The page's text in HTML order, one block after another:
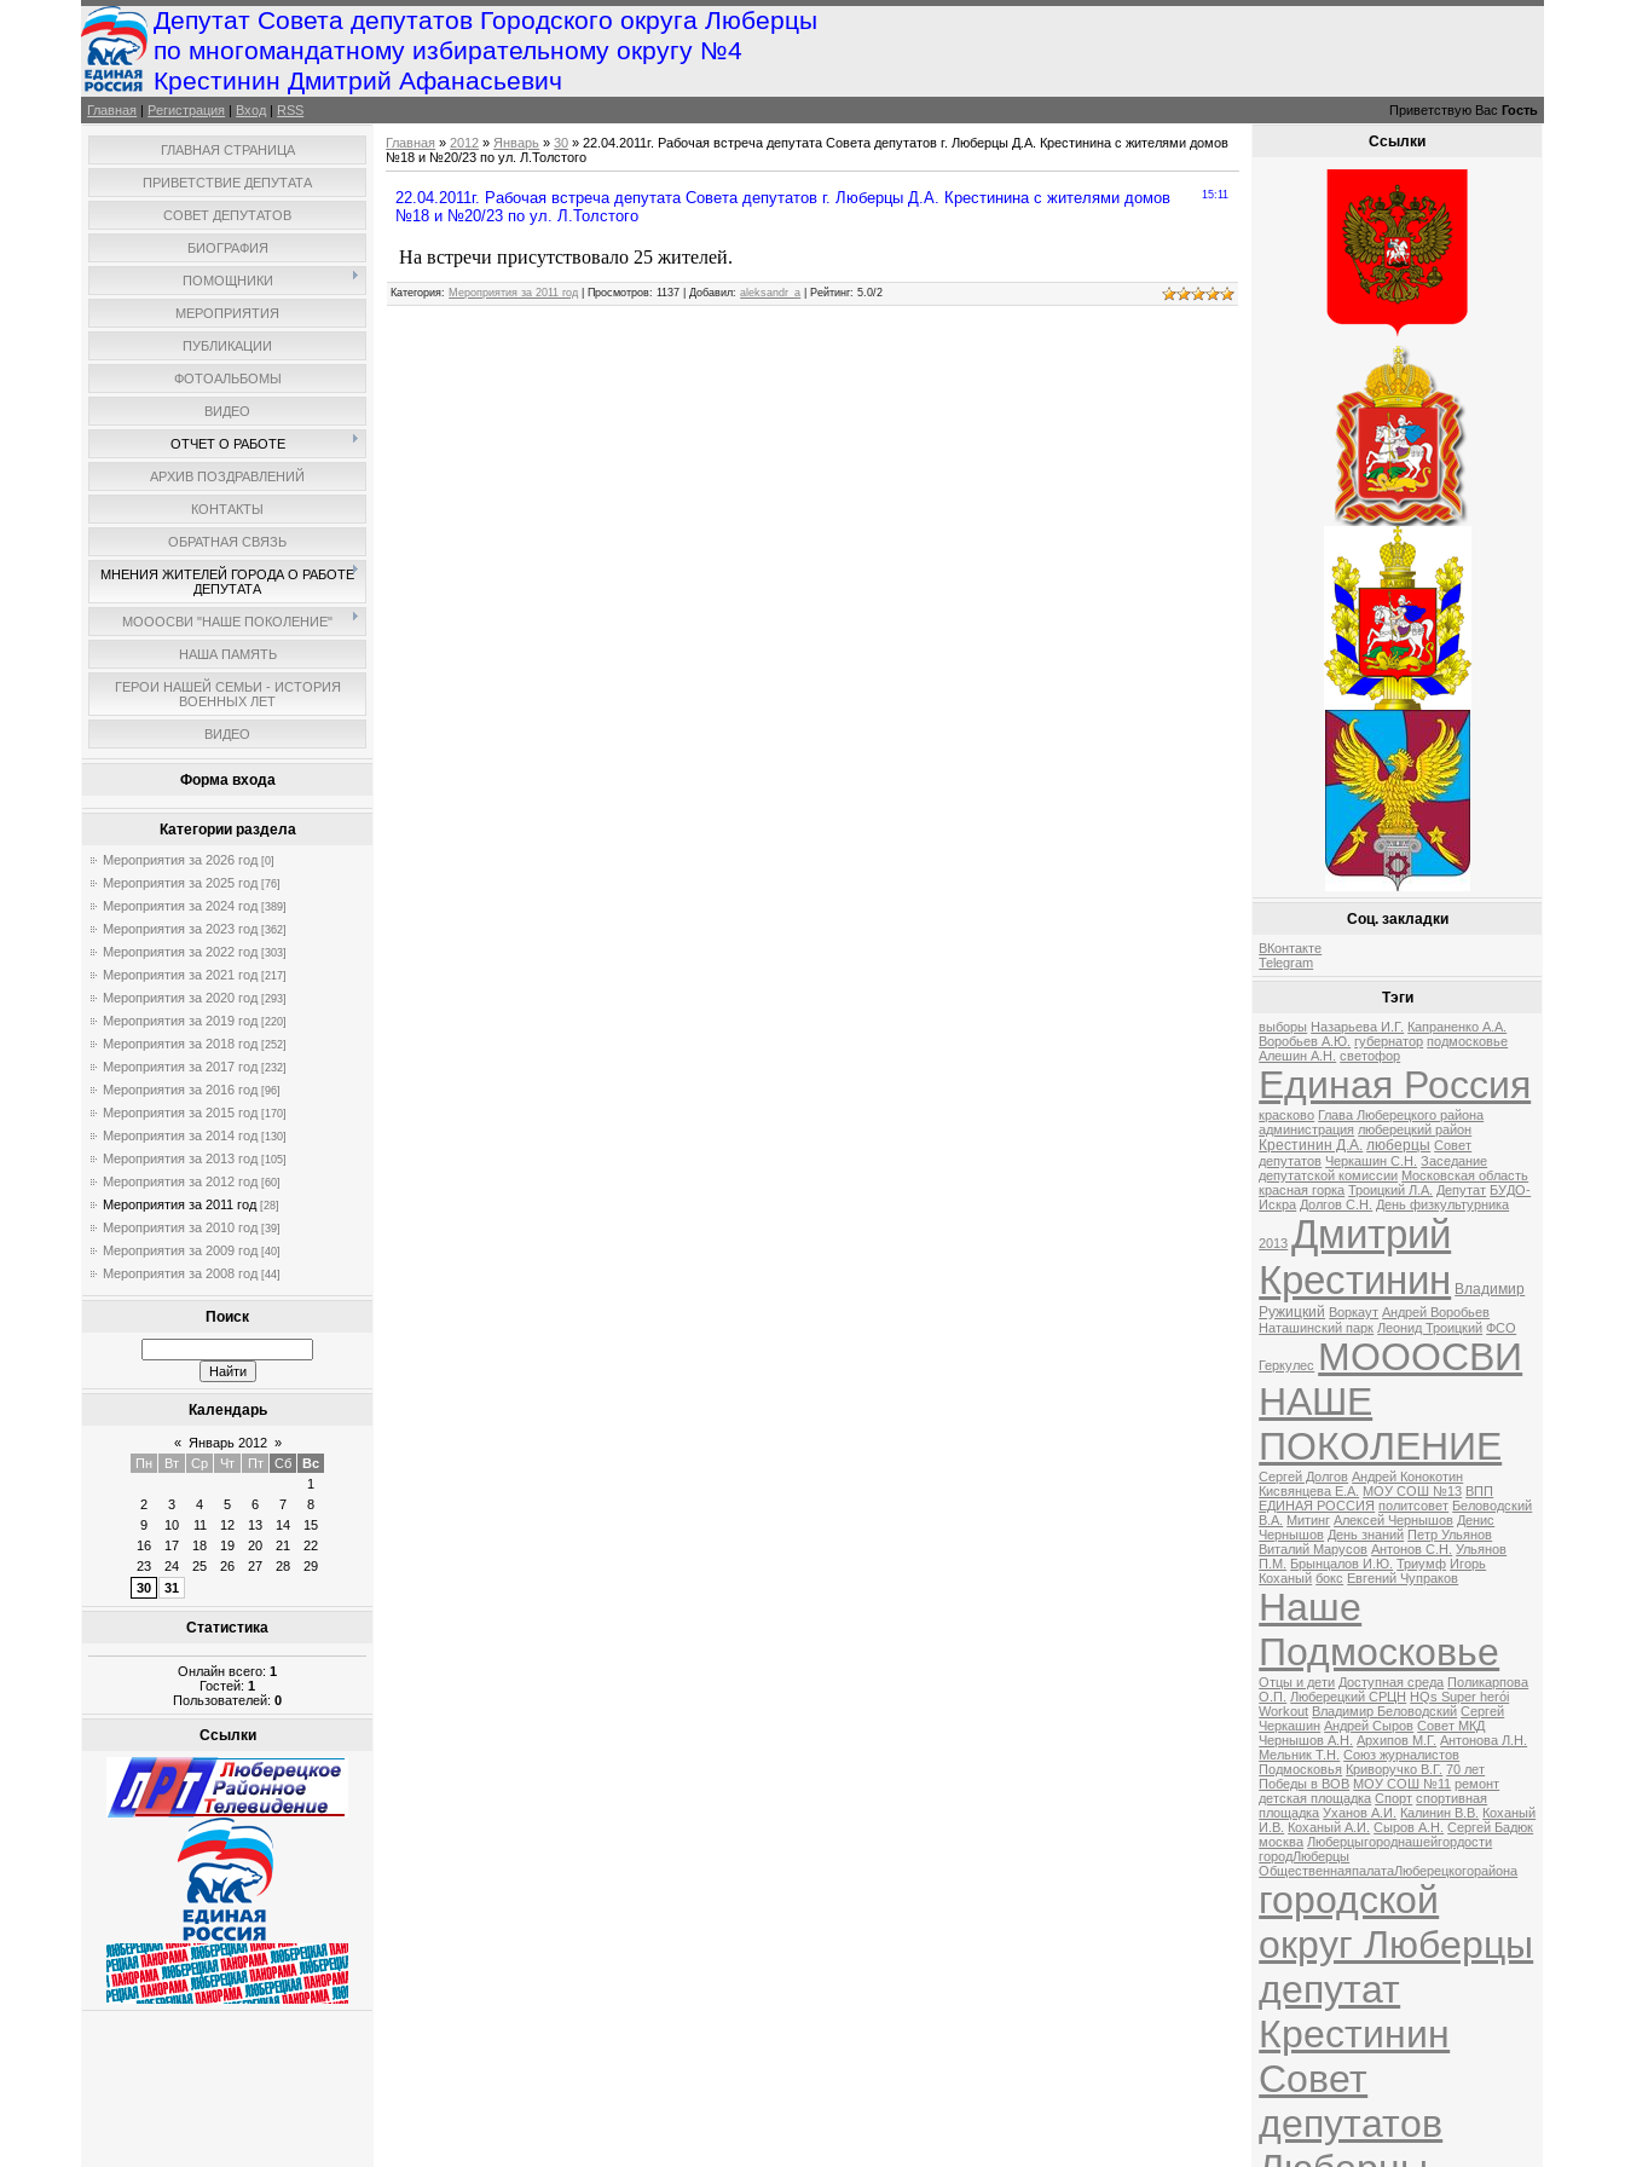
Депутат Совета депутатов Городского округа Люберцы
по многомандатному избирательному округу №4
Крестинин Дмитрий Афанасьевич
Главная | Регистрация | Вход | RSS Приветствую Вас Гость
ГЛАВНАЯ СТРАНИЦА
ПРИВЕТСТВИЕ ДЕПУТАТА
СОВЕТ ДЕПУТАТОВ
БИОГРАФИЯ
ПОМОЩНИКИ
МЕРОПРИЯТИЯ
ПУБЛИКАЦИИ
ФОТОАЛЬБОМЫ
ВИДЕО
ОТЧЕТ О РАБОТЕ
АРХИВ ПОЗДРАВЛЕНИЙ
КОНТАКТЫ
ОБРАТНАЯ СВЯЗЬ
МНЕНИЯ ЖИТЕЛЕЙ ГОРОДА О РАБОТЕ
ДЕПУТАТА
МОООСВИ "НАШЕ ПОКОЛЕНИЕ"
НАША ПАМЯТЬ
ГЕРОИ НАШЕЙ СЕМЬИ - ИСТОРИЯ
ВОЕННЫХ ЛЕТ
ВИДЕО
Форма входа
Категории раздела
Мероприятия за 2026 год [0]
Мероприятия за 2025 год [76]
Мероприятия за 2024 год [389]
Мероприятия за 2023 год [362]
Мероприятия за 2022 год [303]
Мероприятия за 2021 год [217]
Мероприятия за 2020 год [293]
Мероприятия за 2019 год [220]
Мероприятия за 2018 год [252]
Мероприятия за 2017 год [232]
Мероприятия за 2016 год [96]
Мероприятия за 2015 год [170]
Мероприятия за 2014 год [130]
Мероприятия за 2013 год [105]
Мероприятия за 2012 год [60]
Мероприятия за 2011 год [28]
Мероприятия за 2010 год [39]
Мероприятия за 2009 год [40]
Мероприятия за 2008 год [44]
Поиск
Календарь
« Январь 2012 »
Пн
Вт Ср Чт Пт Сб
Вс
1
2
3 4 5 6 7
8
9
10 11 12 13 14
15
16
17 18 19 20 21
22
23
24 25 26 27 28
29
30
31
Статистика
Онлайн всего:1
Гостей:1
Пользователей:0
Ссылки
Главная »2012 » Январь » 30 » 22.04.2011г. Рабочая встреча депутата Совета депутатов г. Люберцы Д.А. Крестинина с жителями домов
№18 и №20/23 по ул. Л.Толстого
15:11
22.04.2011г. Рабочая встреча депутата Совета депутатов г. Люберцы Д.А. Крестинина с жителями домов
№18 и №20/23 по ул. Л.Толстого
На встречи присутствовало 25 жителей.
Категория: Мероприятия за 2011 год Просмотров: 1137 | Добавил:aleksandr_a Рейтинг:5.0/2
Ссылки
Соц. закладки
ВКонтакте
Telegram
Тэги
выборы Назарьева И.Г. Капраненко А.А.
Воробьев А.Ю. губернатор подмосковье
Алешин А.Н.
светофор
Единая Россия
красково Глава Люберецкого района
администрация люберецкий район
Крестинин Д.А. люберцы Совет
депутатов Черкашин С.Н.
Заседание
депутатской комиссии Московская область
красная горка Троицкий Л.А. Депутат БУДО-
Искра Долгов С.Н. День физкультурника
2013 Дмитрий
Крестинин Владимир
Ружицкий Воркаут Андрей Воробьев
Наташинский парк Леонид Троицкий ФСО
Геркулес МОООСВИ
НАШЕ
ПОКОЛЕНИЕ
Сергей Долгов Андрей Конокотин
Кисвянцева Е.А. МОУ СОШ №13 ВПП
ЕДИНАЯ РОССИЯ политсовет Беловодский
В.А. Митинг Алексей Чернышов Денис
Чернышов День знаний Петр Ульянов
Виталий Марусов Антонов С.Н.
Ульянов
П.М. Брынцалов И.Ю. Триумф Игорь
Коханый бокс Евгений Чупраков
Наше
Подмосковье
Отцы и дети Доступная среда Поликарпова
О.П.
Люберецкий СРЦН HQs Super herói
Workout Владимир Беловодский Сергей
Черкашин Андрей Сыров Совет МКД
Чернышов А.Н.
Архипов М.Г. Антонова Л.Н.
Мельник Т.Н.
Союз журналистов
Подмосковья Криворучко В.Г. 70 лет
Победы в ВОВ МОУ СОШ №11 ремонт
детская площадка Спорт спортивная
площадка Уханов А.И. Калинин В.В. Коханый
И.В. Коханый А.И. Сыров А.Н.
Сергей Бадюк
москва Люберцыгороднашейгордости
городЛюберцы
ОбщественнаяпалатаЛюберецкогорайона
городской
округ Люберцы
депутат
Крестинин
Совет
депутатов